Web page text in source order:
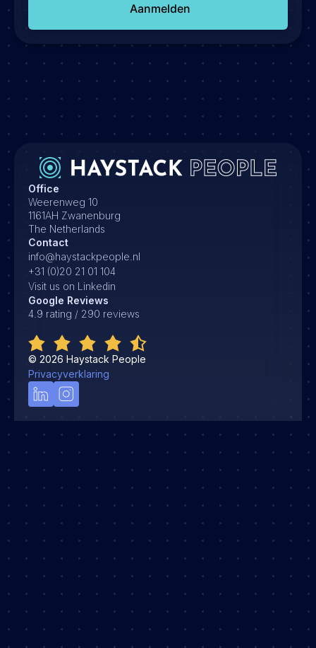
Aanmelden
Office
Weerenweg 10
1161AH Zwanenburg
The Netherlands
Contact
info@haystackpeople.nl
+31 (0)20 21 01 104
Visit us on Linkedin
Google Reviews
4.9 rating / 290 reviews
© 2026 Haystack People
Privacyverklaring